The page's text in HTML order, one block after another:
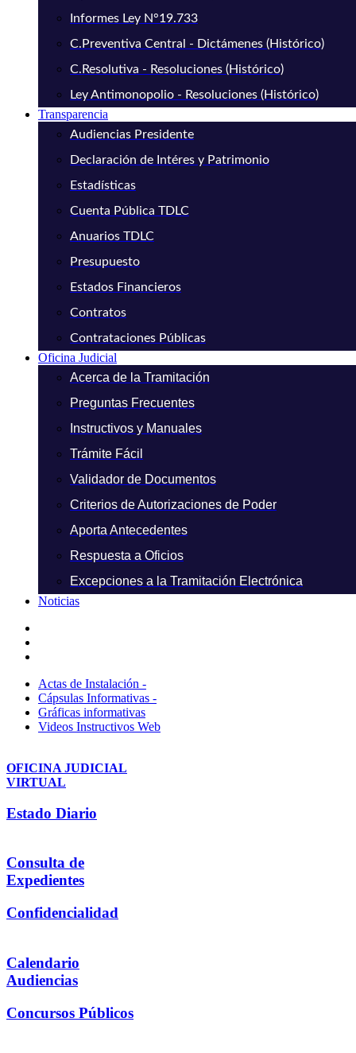
Informes Ley N°19.733
C.Preventiva Central - Dictámenes (Histórico)
C.Resolutiva - Resoluciones (Histórico)
Ley Antimonopolio - Resoluciones (Histórico)
Transparencia
Audiencias Presidente
Declaración de Intéres y Patrimonio
Estadísticas
Cuenta Pública TDLC
Anuarios TDLC
Presupuesto
Estados Financieros
Contratos
Contrataciones Públicas
Oficina Judicial
Acerca de la Tramitación
Preguntas Frecuentes
Instructivos y Manuales
Trámite Fácil
Validador de Documentos
Criterios de Autorizaciones de Poder
Aporta Antecedentes
Respuesta a Oficios
Excepciones a la Tramitación Electrónica
Noticias
Actas de Instalación -
Cápsulas Informativas -
Gráficas informativas
Videos Instructivos Web
OFICINA JUDICIAL
VIRTUAL
Estado Diario
Consulta de
Expedientes
Confidencialidad
Calendario
Audiencias
Concursos Públicos